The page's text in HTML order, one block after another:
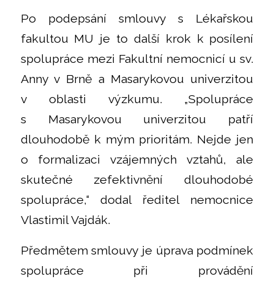
Po podepsání smlouvy s Lékařskou
fakultou MU je to další krok k posílení
spolupráce mezi Fakultní nemocnicí u sv.
Anny v Brně a Masarykovou univerzitou
v oblasti výzkumu. „Spolupráce
s Masarykovou univerzitou patří
dlouhodobě k mým prioritám. Nejde jen
o formalizaci vzájemných vztahů, ale
skutečné zefektivnění dlouhodobé
spolupráce,“ dodal ředitel nemocnice
Vlastimil Vajdák.
Předmětem smlouvy je úprava podmínek
spolupráce při provádění